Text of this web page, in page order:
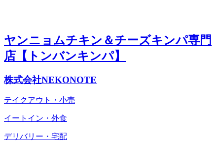
ヤンニョムチキン＆チーズキンパ専門
店【トンバンキンパ】
株式会社NEKONOTE
テイクアウト・小売
イートイン・外食
デリバリー・宅配